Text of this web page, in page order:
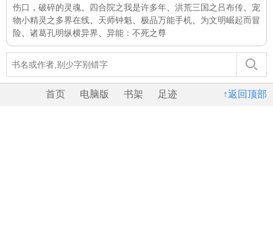
伤口，破碎的灵魂
四合院之我是许多年 洪荒三国之吕布传
宠
物小精灵之多界在线
天师钟魁 极品万能手机
为文明崛起而冒
险
诸葛孔明纵横异界 异能：不死之尊
↑返回顶部
首页 电脑版 书架 足迹